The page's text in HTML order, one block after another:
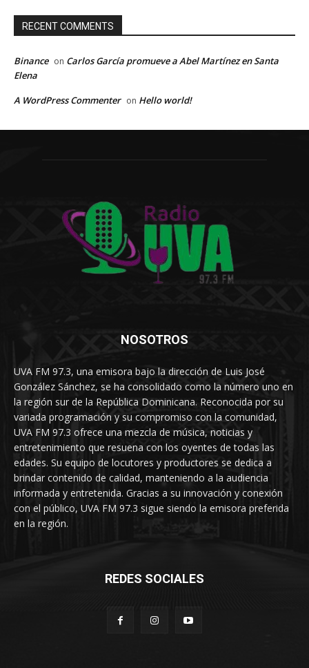
RECENT COMMENTS
Binance on Carlos García promueve a Abel Martínez en Santa
Elena
A WordPress Commenter on Hello world!
NOSOTROS
UVA FM 97.3, una emisora bajo la dirección de Luis José
González Sánchez, se ha consolidado como la número uno en
la región sur de la República Dominicana. Reconocida por su
variada programación y su compromiso con la comunidad,
UVA FM 97.3 ofrece una mezcla de música, noticias y
entretenimiento que resuena con los oyentes de todas las
edades. Su equipo de locutores y productores se dedica a
brindar contenido de calidad, manteniendo a la audiencia
informada y entretenida. Gracias a su innovación y conexión
con el público, UVA FM 97.3 sigue siendo la emisora preferida
en la región.
REDES SOCIALES